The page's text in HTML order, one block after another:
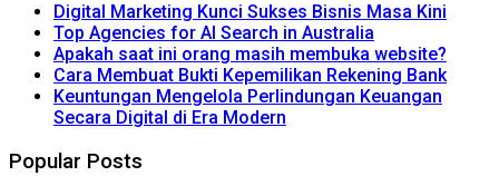
Digital Marketing Kunci Sukses Bisnis Masa Kini
Top Agencies for AI Search in Australia
Apakah saat ini orang masih membuka website?
Cara Membuat Bukti Kepemilikan Rekening Bank
Keuntungan Mengelola Perlindungan Keuangan
Secara Digital di Era Modern
Popular Posts